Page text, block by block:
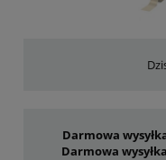
Darmowa
Darmowa wysyłka